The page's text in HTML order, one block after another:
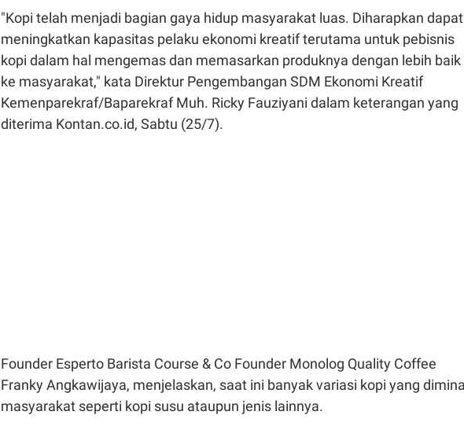
"Kopi telah menjadi bagian gaya hidup masyarakat luas. Diharapkan dapat
meningkatkan kapasitas pelaku ekonomi kreatif terutama untuk pebisnis
kopi dalam hal mengemas dan memasarkan produknya dengan lebih baik
ke masyarakat," kata Direktur Pengembangan SDM Ekonomi Kreatif
Kemenparekraf/Baparekraf Muh. Ricky Fauziyani dalam keterangan yang
diterima Kontan.co.id, Sabtu (25/7).
Founder Esperto Barista Course & Co Founder Monolog Quality Coffee
Franky Angkawijaya, menjelaskan, saat ini banyak variasi kopi yang
masyarakat seperti kopi susu ataupun jenis lainnya.